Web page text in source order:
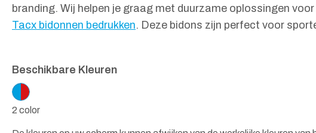
branding. Wij helpen je graag met duurzame oplossingen
Tacx bidonnen bedrukken. Deze bidons zijn perfect voor
Beschikbare Kleuren
2 color